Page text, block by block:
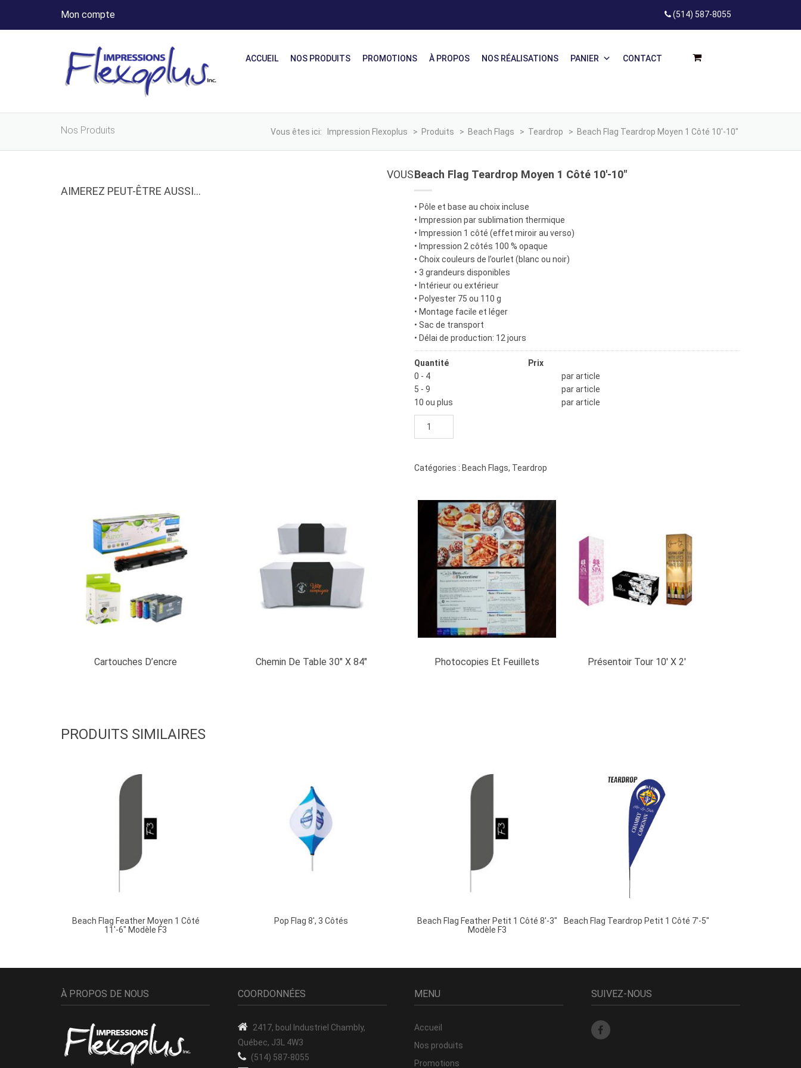
Mon compte (514) 587-8055
ACCUEIL NOS PRODUITS PROMOTIONS À PROPOS NOS RÉALISATIONS PANIER CONTACT
Nos Produits Vous êtes ici: Impression Flexoplus > Produits > Beach Flags > Teardrop > Beach Flag Teardrop Moyen 1 Côté 10′-10″
Beach Flag Teardrop Moyen 1 Côté 10′-10″
• Pôle et base au choix incluse
• Impression par sublimation thermique
• Impression 1 côté (effet miroir au verso)
• Impression 2 côtés 100 % opaque
• Choix couleurs de l’ourlet (blanc ou noir)
• 3 grandeurs disponibles
• Intérieur ou extérieur
• Polyester 75 ou 110 g
• Montage facile et léger
• Sac de transport
• Délai de production: 12 jours
Quantité
Prix
0 - 4
par article
5 - 9
par article
10 ou plus
par article
teardrop
1
10'-10"
Catégories : Beach Flags, Teardrop
VOUS
AIMEREZ PEUT-ÊTRE AUSSI…
Cartouches D’encre Chemin De Table 30″ X 84″ Photocopies Et Feuillets Présentoir Tour 10′ X 2′
PRODUITS SIMILAIRES
Beach Flag Feather Moyen 1 Côté
11′-6″ Modèle F3
Pop Flag 8′, 3 Côtés
Beach Flag Feather Petit 1 Côté 8′-3″
Modèle F3
Beach Flag Teardrop Petit 1 Côté 7′-5″
À PROPOS DE NOUS COORDONNÉES
2417, boul Industriel Chambly,
Québec, J3L 4W3
(514) 587-8055
MENU
Accueil
Nos produits
Promotions
SUIVEZ-NOUS